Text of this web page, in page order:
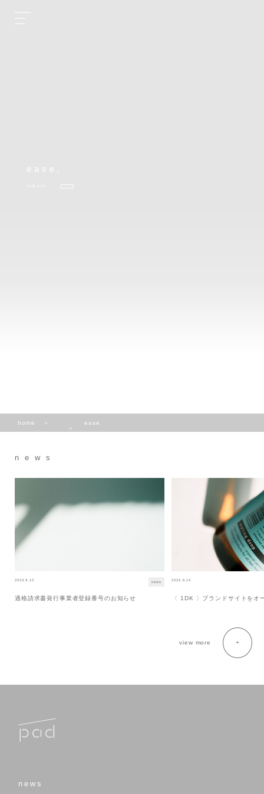
ease.
home ease.
news
2023.9.12 news
適格請求書発行事業者登録番号のお知らせ
2023.6.14
〈 1DK 〉ブランドサイトをオ
view more
news